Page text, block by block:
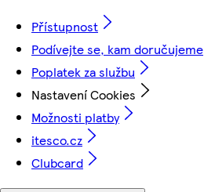
Přístupnost
Podívejte se, kam doručujeme
Poplatek za službu
Nastavení Cookies
Možnosti platby
itesco.cz
Clubcard